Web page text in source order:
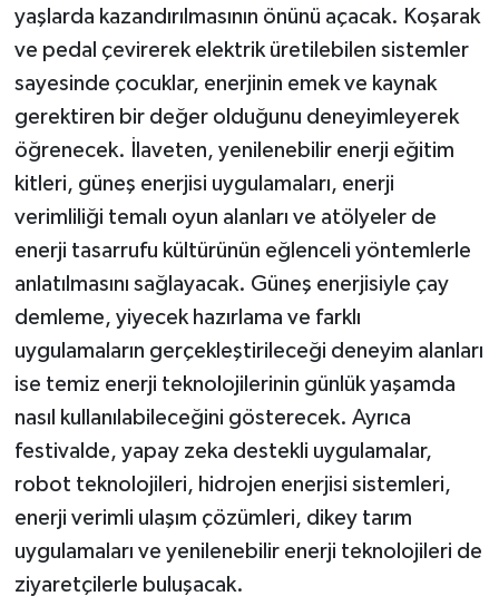
yaşlarda kazandırılmasının önünü açacak. Koşarak
ve pedal çevirerek elektrik üretilebilen sistemler
sayesinde çocuklar, enerjinin emek ve kaynak
gerektiren bir değer olduğunu deneyimleyerek
öğrenecek. İlaveten, yenilenebilir enerji eğitim
kitleri, güneş enerjisi uygulamaları, enerji
verimliliği temalı oyun alanları ve atölyeler de
enerji tasarrufu kültürünün eğlenceli yöntemlerle
anlatılmasını sağlayacak. Güneş enerjisiyle çay
demleme, yiyecek hazırlama ve farklı
uygulamaların gerçekleştirileceği deneyim alanları
ise temiz enerji teknolojilerinin günlük yaşamda
nasıl kullanılabileceğini gösterecek. Ayrıca
festivalde, yapay zeka destekli uygulamalar,
robot teknolojileri, hidrojen enerjisi sistemleri,
enerji verimli ulaşım çözümleri, dikey tarım
uygulamaları ve yenilenebilir enerji teknolojileri de
ziyaretçilerle buluşacak.